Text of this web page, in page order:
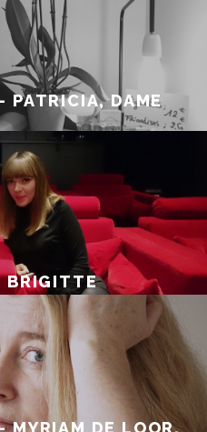
PATRICIA, DAME
BRIGITTE
MYRIAM DE LOOR,